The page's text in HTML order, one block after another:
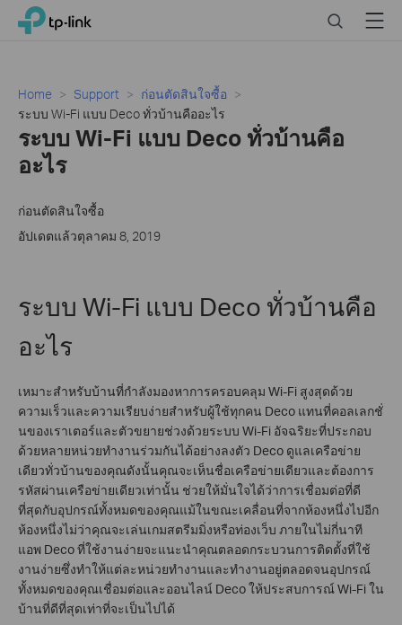
Click
navigation
TP-Link, Reliably Smart SearchMenu
Home Support
ก่อนตัดสินใจซื้อ
ระบบ Wi-Fi แบบ Deco ทั่วบ้านคืออะไร
ระบบ Wi-Fi แบบ Deco ทั่วบ้านคือ
อะไร
ก่อนตัดสินใจซื้อ
อัปเดตแล้วตุลาคม 8, 2019
ระบบ Wi-Fi แบบ Deco ทั่วบ้านคือ
อะไร
เหมาะสำหรับบ้านที่กำลังมองหาการครอบคลุม Wi-Fi สูงสุดด้วย
ความเร็วและความเรียบง่ายสำหรับผู้ใช้ทุกคน Deco แทนที่คอลเลกชั่
นของเราเตอร์และตัวขยายช่วงด้วยระบบ Wi-Fi อัจฉริยะที่ประกอบ
ด้วยหลายหน่วยทำงานร่วมกันได้อย่างลงตัว Deco ดูแลเครือข่าย
เดียวทั่วบ้านของคุณดังนั้นคุณจะเห็นชื่อเครือข่ายเดียวและต้องการ
รหัสผ่านเครือข่ายเดียวเท่านั้น ช่วยให้มั่นใจได้ว่าการเชื่อมต่อที่ดี
ที่สุดกับอุปกรณ์ทั้งหมดของคุณแม้ในขณะเคลื่อนที่จากห้องหนึ่งไปอีก
ห้องหนึ่งไม่ว่าคุณจะเล่นเกมสตรีมมิ่งหรือท่องเว็บ ภายในไม่กี่นาที
แอพ Deco ที่ใช้งานง่ายจะแนะนำคุณตลอดกระบวนการติดตั้งที่ใช้
งานง่ายซึ่งทำให้แต่ละหน่วยทำงานและทำงานอยู่ตลอดจนอุปกรณ์
ทั้งหมดของคุณเชื่อมต่อและออนไลน์ Deco ให้ประสบการณ์ Wi-Fi ใน
บ้านที่ดีที่สุดเท่าที่จะเป็นไปได้